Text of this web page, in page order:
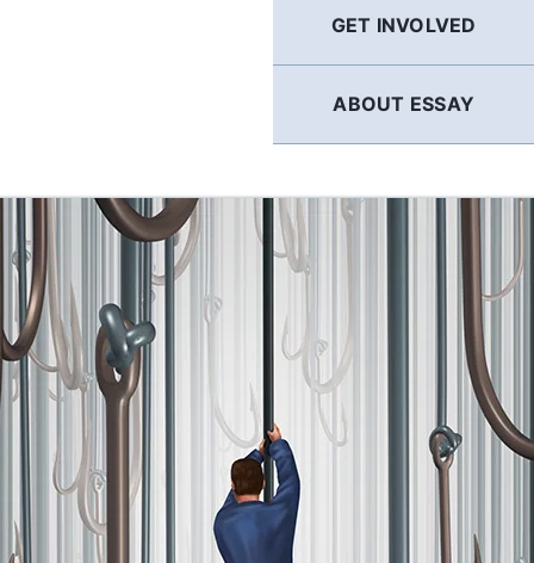
GET INVOLVED
ABOUT ESSAY